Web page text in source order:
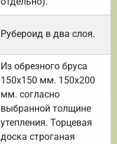
Рубероид в два слоя.
Из обрезного бруса
150х150 мм. 150х200
мм. согласно
выбранной толщине
утепления. Торцевая
доска строганая